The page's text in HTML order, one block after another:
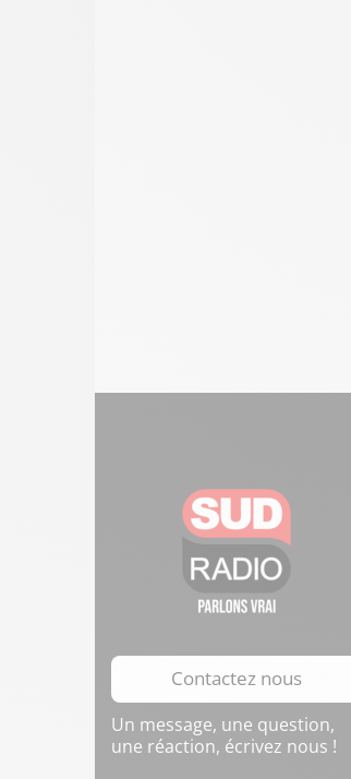
Contactez nous
Un message, une question,
une réaction, écrivez nous !